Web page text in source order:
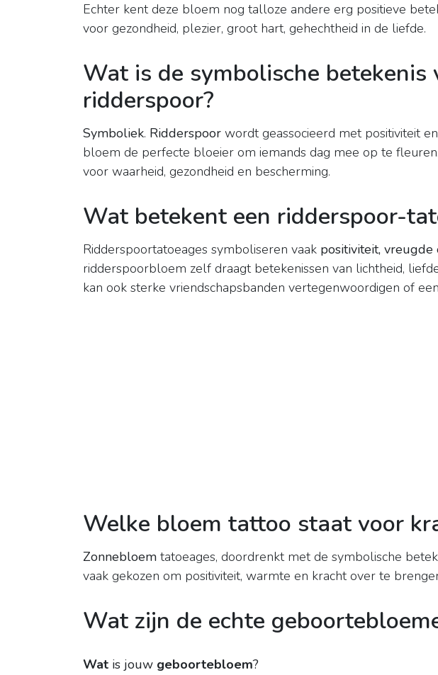
Echter kent deze bloem nog talloze andere erg positieve
voor gezondheid, plezier, groot hart, gehechtheid in de liefde.
Wat is de symbolische betekenis
ridderspoor?
Symboliek. Ridderspoor wordt geassocieerd met positiviteit
bloem de perfecte bloeier om iemands dag mee op te
voor waarheid, gezondheid en bescherming.
Wat betekent een ridderspoor-
Ridderspoortatoeages symboliseren vaak positiviteit, vreugde
ridderspoorbloem zelf draagt ​​betekenissen van lichtheid,
kan ook sterke vriendschapsbanden vertegenwoordigen of
Welke bloem tattoo staat voor
Zonnebloem tatoeages, doordrenkt met de symbolische
vaak gekozen om positiviteit, warmte en kracht over te
Wat zijn de echte
Wat is jouw geboortebloem?